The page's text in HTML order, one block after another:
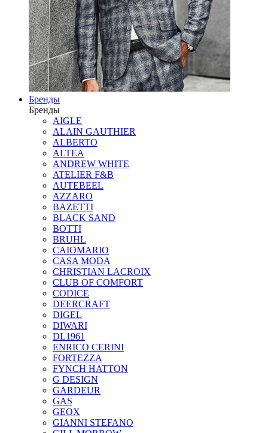
Бренды
Бренды
AIGLE
ALAIN GAUTHIER
ALBERTO
ALTEA
ANDREW WHITE
ATELIER F&B
AUTEBEEL
AZZARO
BAZETTI
BLACK SAND
BOTTI
BRUHL
CAIOMARIO
CASA MODA
CHRISTIAN LACROIX
CLUB OF COMFORT
CODICE
DEERCRAFT
DIGEL
DIWARI
DL1961
ENRICO CERINI
FORTEZZA
FYNCH HATTON
G DESIGN
GARDEUR
GAS
GEOX
GIANNI STEFANO